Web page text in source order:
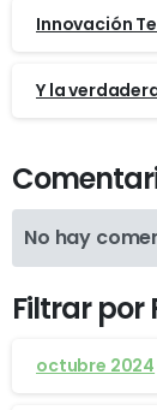
Innovación
Y la
No hay
Filtrar por
octubre 2024